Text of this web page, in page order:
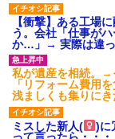
【衝撃】ある工場
う。会社「仕事が
か…」→ 実際は違
私が遺産を相続。→
「リフォーム費用
浅ましくも集りにき
ミスした新人(
)に